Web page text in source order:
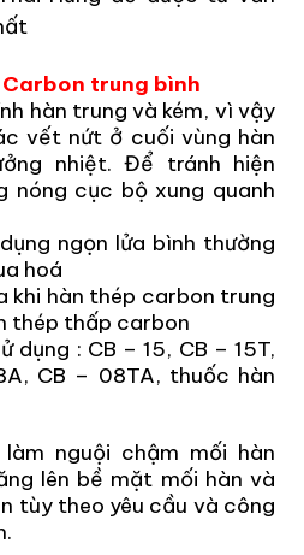
trung bình
hàn trung và kém, vì vậy
vết nứt ở cuối vùng hàn
nhiệt. Để tránh hiện
nóng cục bộ xung quanh
ngọn lửa bình thường
hoá
khi hàn thép carbon trung
thép thấp carbon
dụng : CB – 15, CB – 15T,
CB – 08TA, thuốc hàn
nguội chậm mối hàn
lên bề mặt mối hàn và
tùy theo yêu cầu và công